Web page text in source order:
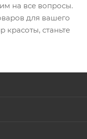
на все вопросы.
для вашего
красоты, станьте